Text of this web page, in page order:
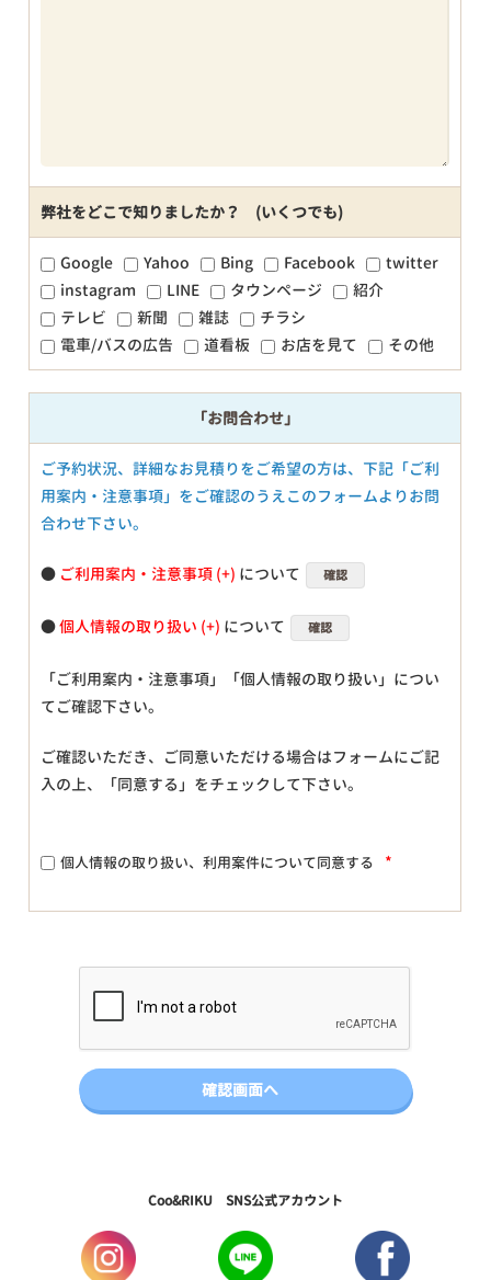
弊社をどこで知りましたか？ (いくつでも)
Google Yahoo Bing Facebook
twitter
instagram
LINE タウンページ
紹介
テレビ
新聞 雑誌
チラシ
電車/バスの広告
道看板 お店を見て その他
「お問合わせ」
ご予約状況、詳細なお見積りをご希望の方は、下記「ご利
用案内・注意事項」をご確認のうえこのフォームよりお問
合わせ下さい。
● ご利用案内・注意事項 について 確認
●個人情報の取り扱い について 確認
「ご利用案内・注意事項」「個人情報の取り扱い」につい
てご確認下さい。
ご確認いただき、ご同意いただける場合はフォームにご記
入の上、「同意する」をチェックして下さい。
個人情報の取り扱い、利用案件について同意する *
Coo&RIKU SNS公式アカウント